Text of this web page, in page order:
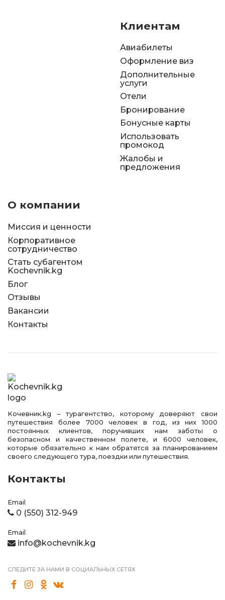
Клиентам
Авиабилеты
Оформление виз
Дополнительные
услуги
Отели
Бронирование
Бонусные карты
Использовать
промокод
Жалобы и
предложения
О компании
Миссия и ценности
Корпоративное
сотрудничество
Стать субагентом
Kochevnik.kg
Блог
Отзывы
Вакансии
Контакты
Kочевник.kg – турагентство, которому доверяют свои
путешествия более 7000 человек в год, из них 1000
постоянных клиентов, поручивших нам заботы о
безопасном и качественном полете, и 6000 человек,
которые обязательно к нам обратятся за планированием
своего следующего тура, поездки или путешествия.
Контакты
Email
0 (550) 312-949
Email
info@kochevnik.kg
СЛЕДИТЕ ЗА НАМИ В СОЦИАЛЬНЫХ СЕТЯХ